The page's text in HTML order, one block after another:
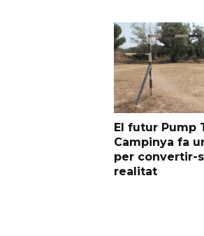
El futur Pump
Campinya fa
per convertir-
realitat